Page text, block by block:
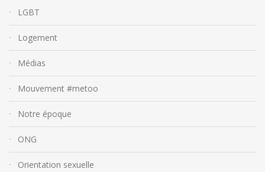
LGBT
Logement
Médias
Mouvement #metoo
Notre époque
ONG
Orientation sexuelle